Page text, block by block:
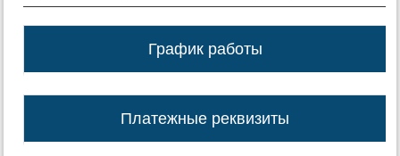
График работы
Платежные реквизиты